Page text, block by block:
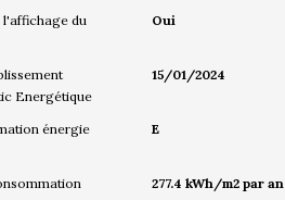
l'affichage du
Oui
Energétique
15/01/2024
énergie
E
277.4 kWh/m2 par an